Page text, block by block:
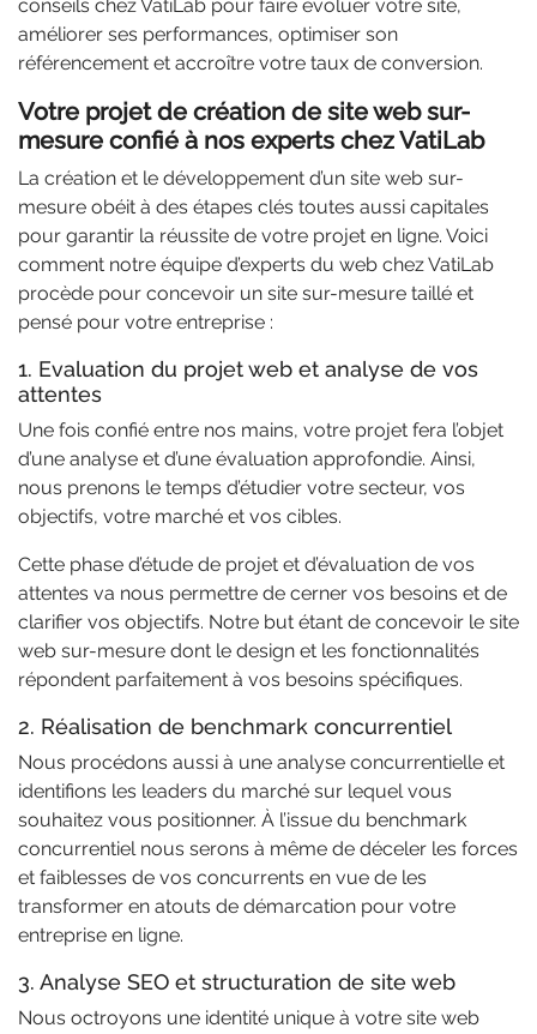
conseils chez VatiLab pour faire évoluer votre site,
améliorer ses performances, optimiser son
référencement et accroître votre taux de conversion.
Votre projet de création de site web sur-
mesure confié à nos experts chez VatiLab
La création et le développement d’un site web sur-
mesure obéit à des étapes clés toutes aussi capitales
pour garantir la réussite de votre projet en ligne. Voici
comment notre équipe d’experts du web chez VatiLab
procède pour concevoir un site sur-mesure taillé et
pensé pour votre entreprise :
1. Evaluation du projet web et analyse de vos
attentes
Une fois confié entre nos mains, votre projet fera l’objet
d’une analyse et d’une évaluation approfondie. Ainsi,
nous prenons le temps d’étudier votre secteur, vos
objectifs, votre marché et vos cibles.
Cette phase d’étude de projet et d’évaluation de vos
attentes va nous permettre de cerner vos besoins et de
clarifier vos objectifs. Notre but étant de concevoir le site
web sur-mesure dont le design et les fonctionnalités
répondent parfaitement à vos besoins spécifiques.
2. Réalisation de benchmark concurrentiel
Nous procédons aussi à une analyse concurrentielle et
identifions les leaders du marché sur lequel vous
souhaitez vous positionner. À l’issue du benchmark
concurrentiel nous serons à même de déceler les forces
et faiblesses de vos concurrents en vue de les
transformer en atouts de démarcation pour votre
entreprise en ligne.
3. Analyse SEO et structuration de site web
Nous octroyons une identité unique à votre site web